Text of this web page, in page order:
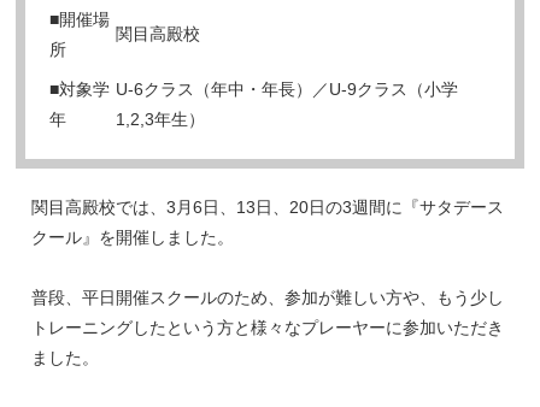
■開催場
所
関目高殿校
■対象学
年
U-6クラス（年中・年長）／U-9クラス（小学
1,2,3年生）
関目高殿校では、3月6日、13日、20日の3週間に『サタデース
クール』を開催しました。
普段、平日開催スクールのため、参加が難しい方や、もう少し
トレーニングしたという方と様々なプレーヤーに参加いただき
ました。